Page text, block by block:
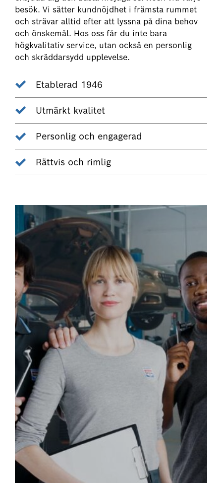
besök. Vi sätter kundnöjdhet i främsta rummet
och strävar alltid efter att lyssna på dina behov
och önskemål. Hos oss får du inte bara
högkvalitativ service, utan också en personlig
och skräddarsydd upplevelse.
Etablerad 1946
Utmärkt kvalitet
Personlig och engagerad
Rättvis och rimlig